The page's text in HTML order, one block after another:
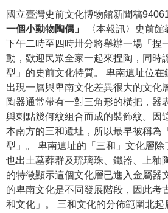
最
新
消
息
參
觀
展
覽
學
習
探
索
國立臺灣史前文化博物館新聞稿
一個小動物陶偶」
〈本報訊〉史前館
下午二時至四時卅分將舉辦一場「捏
動，歡迎民眾全家一起來捏陶，同時
型」的史前文化特質。 卑南遺址位在
出現一層與卑南文化差異很大的文
陶器通常帶有一對三角形的橫把，器
與刺點幾何紋組合而成的裝飾紋。因
本南方的三和遺址，所以最早被稱為
型」。 卑南遺址的「三和」文化層除
也出土墓葬群及琉璃珠、鐵器、上釉
的特徵顯示這個文化層已進入金屬器
的卑南文化是不同發展階段，因此考
和文化」。 三和文化的分佈範圍北起